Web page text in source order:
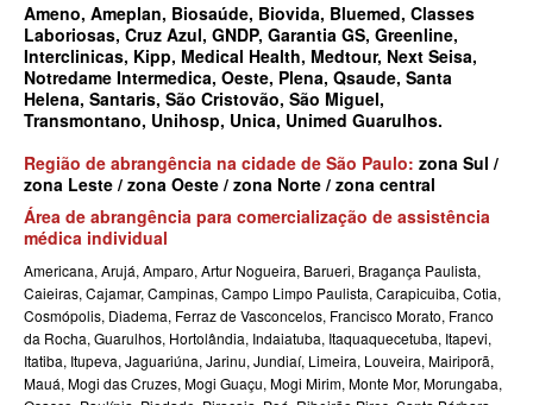
NEXT SEISA PLANO DE SAÚDE EMPRESARIAL
NOTREDAME PLANO DE SAÚDE EMPRESARIAL
OMINT PLANO DE SAÚDE EMPRESARIAL
PLENA PLANO DE SAÚDE EMPRESARIAL
PORTO SEGURO PLANO DE SAÚDE EMPRESARIAL
SAMED PLANO DE SAÚDE EMPRESARIAL
SANTA CASA DE MAUÁ PLANO DE SAÚDE EMPRESARIAL
SANTARIS PLANO DE SAÚDE EMPRESARIAL
PLANO DE SAÚDE INDIVIDUAL
Ameno, Ameplan, Biosaúde, Biovida, Bluemed, Classes
Laboriosas, Cruz Azul, GNDP, Garantia GS, Greenline,
Interclinicas, Kipp, Medical Health, Medtour, Next Seisa,
Notredame Intermedica, Oeste, Plena, Qsaude, Santa
Helena, Santaris, São Cristovão, São Miguel,
Transmontano, Unihosp, Unica, Unimed Guarulhos.
Região de abrangência na cidade de São Paulo: zona Sul /
zona Leste / zona Oeste / zona Norte / zona central
Área de abrangência para comercialização de assistência
médica individual
Americana, Arujá, Amparo, Artur Nogueira, Barueri, Bragança Paulista,
Caieiras, Cajamar, Campinas, Campo Limpo Paulista, Carapicuiba, Cotia,
Cosmópolis, Diadema, Ferraz de Vasconcelos, Francisco Morato, Franco
da Rocha, Guarulhos, Hortolândia, Indaiatuba, Itaquaquecetuba, Itapevi,
Itatiba, Itupeva, Jaguariúna, Jarinu, Jundiaí, Limeira, Louveira, Mairiporã,
Mauá, Mogi das Cruzes, Mogi Guaçu, Mogi Mirim, Monte Mor, Morungaba,